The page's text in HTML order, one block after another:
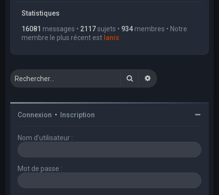
Statistiques
16081 messages • 2117sujets • 934 membres • Notre
membre le plus récent est Ianis
RechercherRecherche avancée
Connexion • Inscription
Nom d’utilisateur :
Mot de passe :